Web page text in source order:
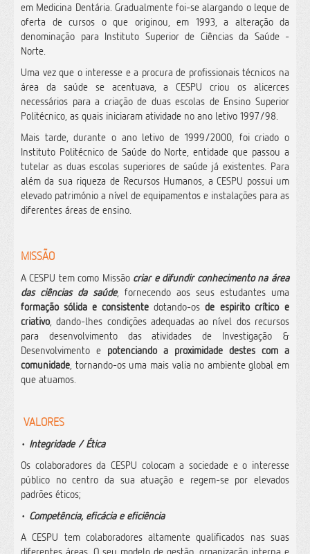
em Medicina Dentária. Gradualmente foi-se alargando o leque de
oferta de cursos o que originou, em 1993, a alteração da
denominação para Instituto Superior de Ciências da Saúde -
Norte.
Uma vez que o interesse e a procura de profissionais técnicos na
área da saúde se acentuava, a CESPU criou os alicerces
necessários para a criação de duas escolas de Ensino Superior
Politécnico, as quais iniciaram atividade no ano letivo 1997/98.
Mais tarde, durante o ano letivo de 1999/2000, foi criado o
Instituto Politécnico de Saúde do Norte, entidade que passou a
tutelar as duas escolas superiores de saúde já existentes. Para
além da sua riqueza de Recursos Humanos, a CESPU possui um
elevado património a nível de equipamentos e instalações para as
diferentes áreas de ensino.
MISSÃO
A CESPU tem como Missão criar e difundir conhecimento na área
das ciências da saúde, fornecendo aos seus estudantes uma
formação sólida e consistente dotando-os de espirito crítico e
criativo, dando-lhes condições adequadas ao nível dos recursos
para desenvolvimento das atividades de Investigação &
Desenvolvimento e potenciando a proximidade destes com a
comunidade, tornando-os uma mais valia no ambiente global em
que atuamos.
VALORES
• Integridade / Ética
Os colaboradores da CESPU colocam a sociedade e o interesse
público no centro da sua atuação e regem-se por elevados
padrões éticos;
• Competência, eficácia e eficiência
A CESPU tem colaboradores altamente qualificados nas suas